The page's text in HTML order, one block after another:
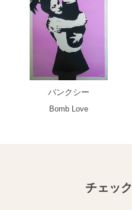
バンクシー
Bomb Love
チェッ